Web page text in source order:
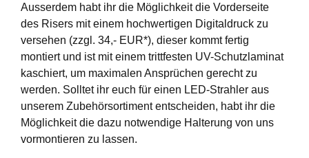
Ausserdem habt ihr die Möglichkeit die Vorderseite
des Risers mit einem hochwertigen Digitaldruck zu
versehen (zzgl. 34,- EUR*), dieser kommt fertig
montiert und ist mit einem trittfesten UV-Schutzlaminat
kaschiert, um maximalen Ansprüchen gerecht zu
werden. Solltet ihr euch für einen LED-Strahler aus
unserem Zubehörsortiment entscheiden, habt ihr die
Möglichkeit die dazu notwendige Halterung von uns
vormontieren zu lassen.